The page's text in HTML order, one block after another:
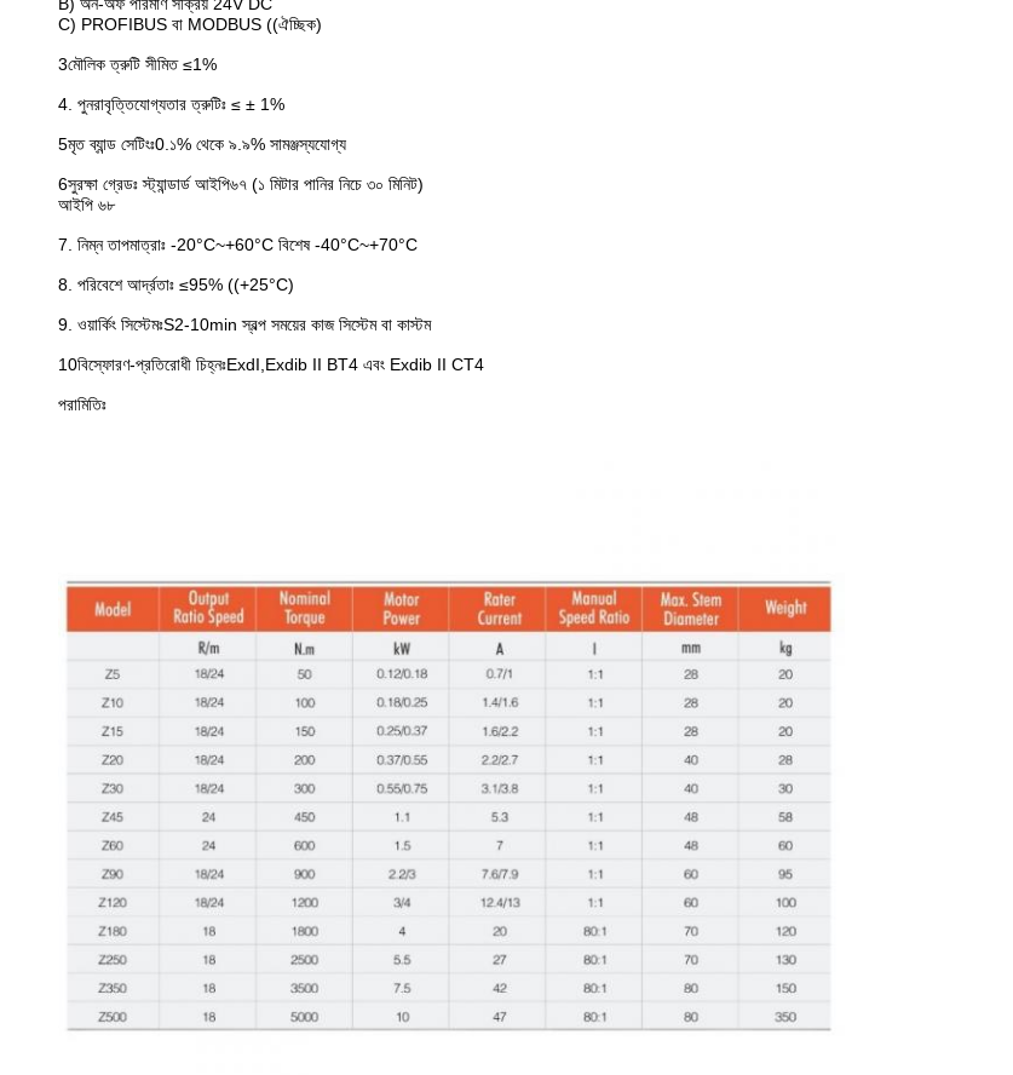
C) PROFIBUS বা MODBUS ((ঐচ্ছিক)
3মৌলিক ত্রুটি সীমিত ≤1%
4. পুনরাবৃত্তিযোগ্যতার ত্রুটিঃ ≤ ± 1%
5মৃত ব্যান্ড সেটিংঃ0.১% থেকে ৯.৯% সামঞ্জস্যযোগ্য
6সুরক্ষা গ্রেডঃ স্ট্যান্ডার্ড আইপি৬৭ (১ মিটার পানির নিচে ৩০ মিনিট)
আইপি ৬৮
7. নিম্ন তাপমাত্রাঃ -20°C~+60°C বিশেষ -40°C~+70°C
8. পরিবেশে আর্দ্রতাঃ ≤95% ((+25°C)
9. ওয়ার্কিং সিস্টেমঃS2-10min স্বল্প সময়ের কাজ সিস্টেম বা কাস্টম
10বিস্ফোরণ-প্রতিরোধী চিহ্নঃExdI,Exdib II BT4 এবং Exdib II CT4
পরামিতিঃ